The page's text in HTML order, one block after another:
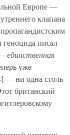
Европе —
клапана
геноцида писал
единственная
уже
— ни одна столь
британский